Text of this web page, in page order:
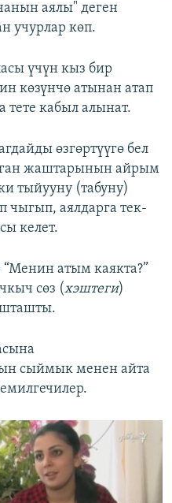
аялы" деген
учурлар көп.
үчүн кыз бир
көзүнчө атынан атап
тете кабыл алынат.
өзгөртүүгө бел
жаштарынын айрым
тыйууну (табуну)
чыгып, аялдарга тек-
келет.
атым каякта?”
сөз (хэштеги)
сыймык менен айта